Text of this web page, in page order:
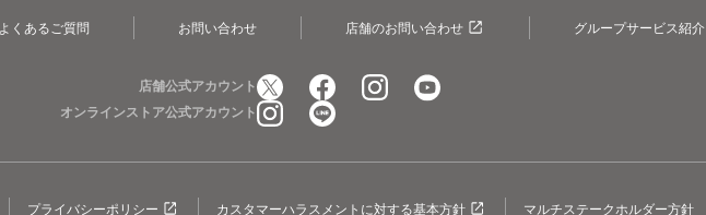
よくあるご質問 お問い合わせ 店舗のお問い合わせ グループサービス紹介
店舗公式アカウント
オンラインストア公式アカウント
プライバシーポリシー カスタマーハラスメントに対する基本方針 マルチステークホルダー方針